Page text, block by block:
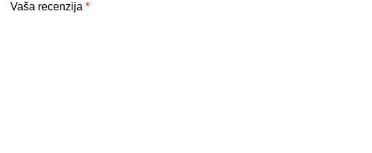
Vaša recenzija*